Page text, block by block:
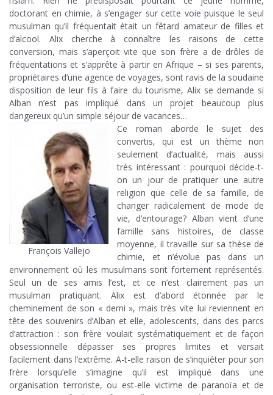
doctorant en chimie, à s’engager sur cette voie puisque le seul
musulman qu’il fréquentait était un fêtard amateur de filles et
d’alcool. Alix cherche à connaître les raisons de cette
conversion, mais s’aperçoit vite que son frère a de drôles de
fréquentations et s’apprête à partir en Afrique – si ses parents,
propriétaires d’une agence de voyages, sont ravis de la soudaine
disposition de leur fils à faire du tourisme, Alix se demande si
Alban n’est pas impliqué dans un projet beaucoup plus
dangereux qu’un simple séjour de vacances…
François Vallejo
Ce roman aborde le sujet des
convertis, qui est un thème non
seulement d’actualité, mais aussi
très intéressant : pourquoi décide-t-
on un jour de pratiquer une autre
religion que celle de sa famille, de
changer radicalement de mode de
vie, d’entourage? Alban vient d’une
famille sans histoires, de classe
moyenne, il travaille sur sa thèse de
chimie, et n’évolue pas dans un
environnement où les musulmans sont fortement représentés.
Seul un de ses amis l’est, et ce n’est clairement pas un
musulman pratiquant. Alix est d’abord étonnée par le
cheminement de son « demi », mais très vite lui reviennent en
tête des souvenirs d’Alban et elle, adolescents, dans des parcs
d’attraction : son frère voulait systématiquement et de façon
obsessionnelle dépasser ses propres limites et versait
facilement dans l’extrême. A-t-elle raison de s’inquiéter pour son
frère lorsqu’elle s’imagine qu’il est impliqué dans une
organisation terroriste, ou est-elle victime de paranoïa et de